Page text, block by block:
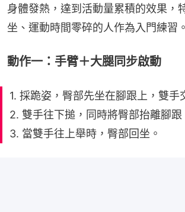
身體發熱，達到活動量累積的效果，
坐、運動時間零碎的人作為入門練習。
動作一：手臂＋大腿同步啟動
1. 採跪姿，臀部先坐在腳跟上，雙手
2. 雙手往下搥，同時將臀部抬離腳跟
3. 當雙手往上舉時，臀部回坐。